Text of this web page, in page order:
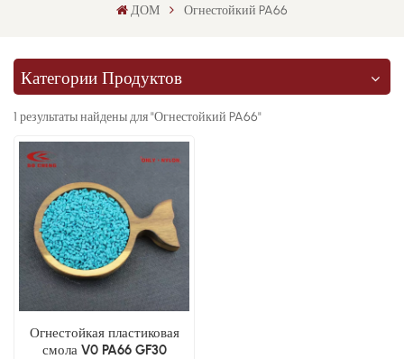
ДОМ Огнестойкий PA66
Категории Продуктов
1 результаты найдены для "Огнестойкий PA66"
Огнестойкая пластиковая
смола V0 PA66 GF30